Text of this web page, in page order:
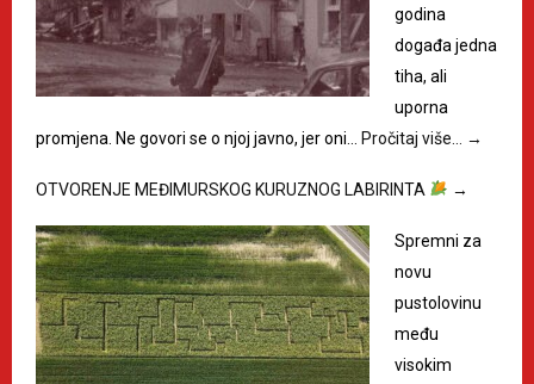
godina
događa jedna
tiha, ali
uporna
promjena. Ne govori se o njoj javno, jer oni… Pročitaj više… →
OTVORENJE MEĐIMURSKOG KURUZNOG LABIRINTA →
Spremni za
novu
pustolovinu
među
visokim